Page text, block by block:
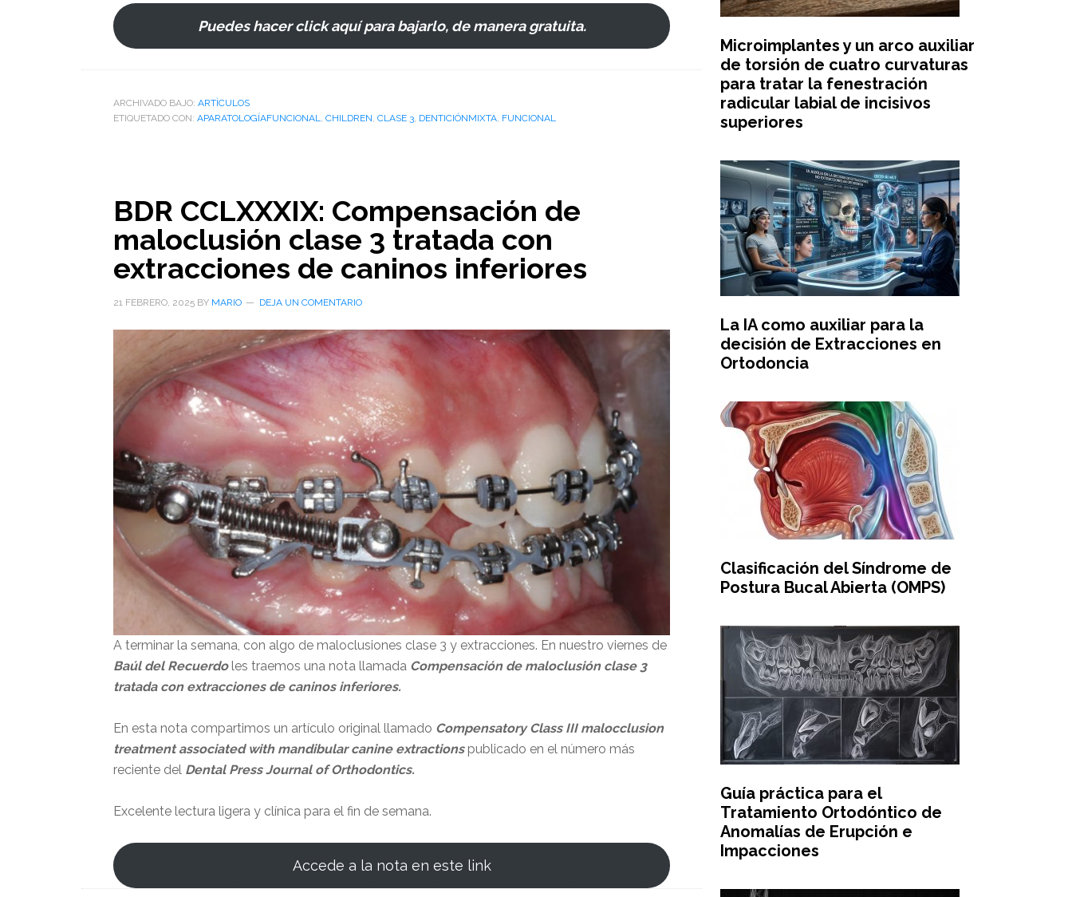
Puedes hacer click aquí para bajarlo, de manera gratuita.
ARCHIVADO BAJO: ARTÌCULOS
ETIQUETADO CON: APARATOLOGÍAFUNCIONAL, CHILDREN, CLASE 3, DENTICIÓNMIXTA, FUNCIONAL
BDR CCLXXXIX: Compensación de
maloclusión clase 3 tratada con
extracciones de caninos inferiores
21 FEBRERO, 2025 BY MARIO DEJA UN COMENTARIO
A terminar la semana, con algo de maloclusiones clase 3 y extracciones. En nuestro viernes de
Baúl del Recuerdoles traemos una nota llamada Compensación de maloclusión clase 3
tratada con extracciones de caninos inferiores.
En esta nota compartimos un artículo original llamado Compensatory Class III malocclusion
treatment associated with mandibular canine extractions publicado en el número más
reciente del Dental Press Journal of Orthodontics.
Excelente lectura ligera y clínica para el fin de semana.
Accede a la nota en este link
Microimplantes y un arco auxiliar
de torsión de cuatro curvaturas
para tratar la fenestración
radicular labial de incisivos
superiores
La IA como auxiliar para la
decisión de Extracciones en
Ortodoncia
Clasificación del Síndrome de
Postura Bucal Abierta (OMPS)
Guía práctica para el
Tratamiento Ortodóntico de
Anomalías de Erupción e
Impacciones